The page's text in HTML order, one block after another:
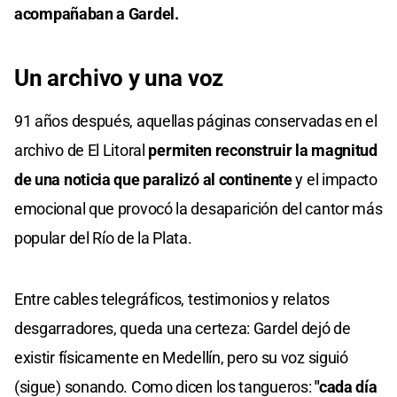
acompañaban a Gardel.
Un archivo y una voz
91 años después, aquellas páginas conservadas en el
archivo de El Litoral permiten reconstruir la magnitud
de una noticia que paralizó al continentey el impacto
emocional que provocó la desaparición del cantor más
popular del Río de la Plata.
Entre cables telegráficos, testimonios y relatos
desgarradores, queda una certeza: Gardel dejó de
existir físicamente en Medellín, pero su voz siguió
(sigue) sonando. Como dicen los tangueros:"cada día